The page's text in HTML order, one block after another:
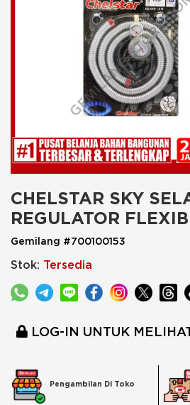
CHELSTAR SKY
REGULATOR
Gemilang #700100153
Stok: Tersedia
LOG-IN UNTUK
Pengambilan Di Toko